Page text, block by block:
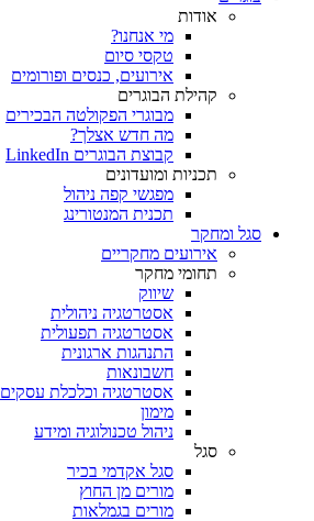
אודות
מי אנחנו?
טקסי סיום
אירועים, כנסים ופורומים
קהילת הבוגרים
מבוגרי הפקולטה הבכירים
מה חדש אצלך?
קבוצת הבוגרים LinkedIn
תכניות ומועדונים
מפגשי קפה ניהול
תכנית המנטורינג
סגל ומחקר
אירועים מחקריים
תחומי מחקר
שיווק
אסטרטגיה ניהולית
אסטרטגיה תפעולית
התנהגות ארגונית
חשבונאות
אסטרטגיה וכלכלת עסקים
מימון
ניהול טכנולוגיה ומידע
סגל
סגל אקדמי בכיר
מורים מן החוץ
מורים בגמלאות